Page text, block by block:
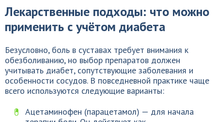
Лекарственные подходы: что можно
применить с учётом диабета
Безусловно, боль в суставах требует внимания к
обезболиванию, но выбор препаратов должен
учитывать диабет, сопутствующие заболевания и
особенности сосудов. В повседневной практике чаще
всего используются следующие варианты:
Ацетаминофен (парацетамол) — для начала